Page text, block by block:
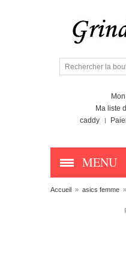
Ma liste
caddy
MENU
Accueil » asics femme »